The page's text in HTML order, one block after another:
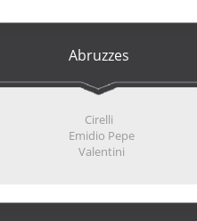
Abruzzes
Cirelli
Emidio Pepe
Valentini